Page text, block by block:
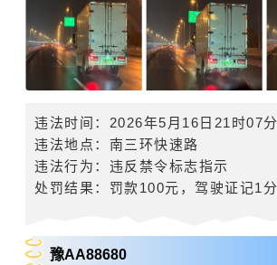
违法时间：2026年5月16日21时07分
违法地点：南三环快速路
违法行为：违反禁令标志指示
处罚结果：罚款100元，驾驶证记1 分
豫AA88680